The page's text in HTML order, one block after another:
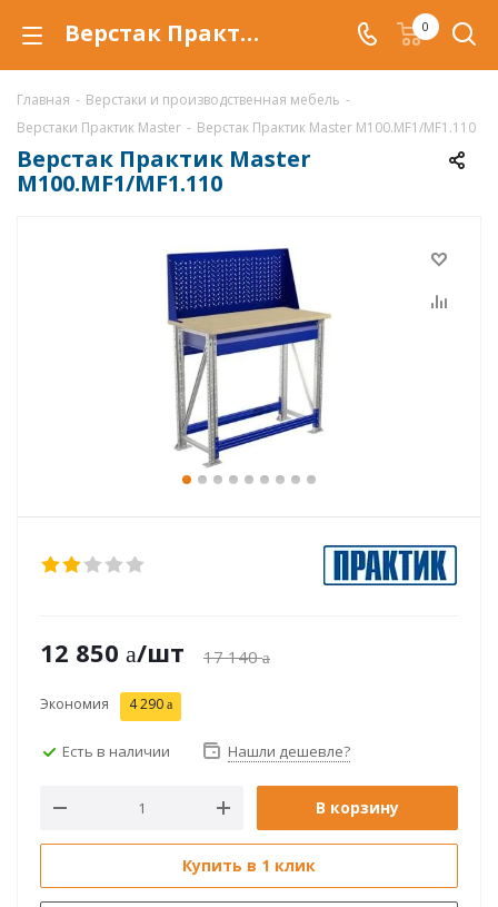
Верстак Практик Master M100.MF1/MF1.110 купить по низкой цене в Уфе, металлический слесарный верстак 0
Главная - Верстаки и производственная мебель -
Верстаки Практик Master - Верстак Практик Master M100.MF1/MF1.110
Верстак Практик Master
M100.MF1/MF1.110
12 850 /шт 17 140
Экономия 4 290
Есть в наличии Нашли дешевле?
В корзину
Купить в 1 клик